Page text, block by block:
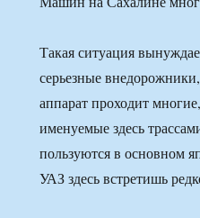
Такая ситуация
серьезные
аппарат проходит
именуемые здесь
пользуются в основном
УАЗ здесь встретишь